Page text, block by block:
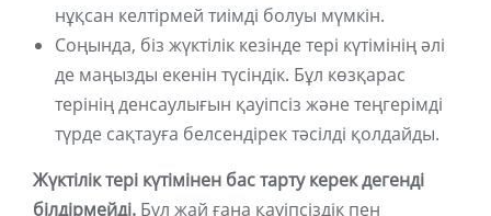
нұқсан келтірмей тиімді болуы мүмкін.
Соңында, біз жүктілік кезінде тері күтімінің әлі
де маңызды екенін түсіндік. Бұл көзқарас
терінің денсаулығын қауіпсіз және теңгерімді
түрде сақтауға белсендірек тәсілді қолдайды.
Жүктілік тері күтімінен бас тарту керек дегенді
білдірмейді. Бұл жай ғана қауіпсіздік пен